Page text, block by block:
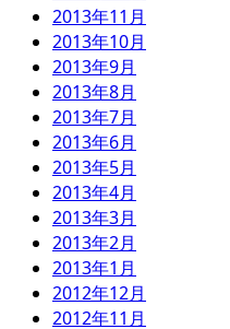
2013年11月
2013年10月
2013年9月
2013年8月
2013年7月
2013年6月
2013年5月
2013年4月
2013年3月
2013年2月
2013年1月
2012年12月
2012年11月